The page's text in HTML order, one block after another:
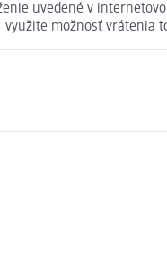
uvedené v
možnosť